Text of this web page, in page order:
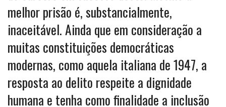
melhor prisão é, substancialmente,
inaceitável. Ainda que em consideração a
muitas constituições democráticas
modernas, como aquela italiana de 1947, a
resposta ao delito respeite a dignidade
humana e tenha como finalidade a inclusão